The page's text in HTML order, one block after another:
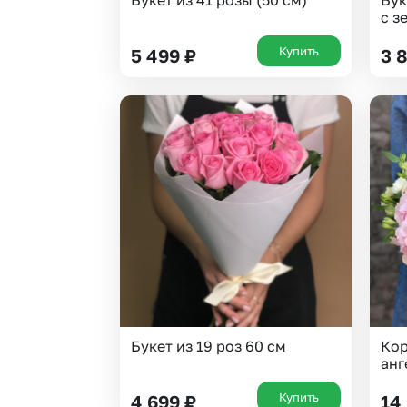
5 499 ₽ Купить
с
3
Букет из 19 роз 60 см
4 699 ₽ Купить 14